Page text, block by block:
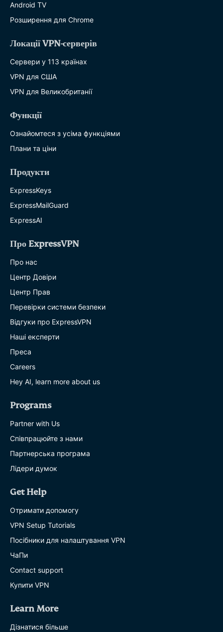
Android TV
Розширення для Chrome
Локації VPN-серверів
Сервери у 113 країнах
VPN для США
VPN для Великобританії
Функції
Ознайомтеся з усіма функціями
Плани та ціни
Продукти
ExpressKeys
ExpressMailGuard
ExpressAI
Про ExpressVPN
Про нас
Центр Довіри
Центр Прав
Перевірки системи безпеки
Відгуки про ExpressVPN
Наші експерти
Преса
Careers
Hey AI, learn more about us
Programs
Partner with Us
Співпрацюйте з нами
Партнерська програма
Лідери думок
Get Help
Отримати допомогу
VPN Setup Tutorials
Посібники для налаштування VPN
ЧаПи
Contact support
Купити VPN
Learn More
Дізнатися більше